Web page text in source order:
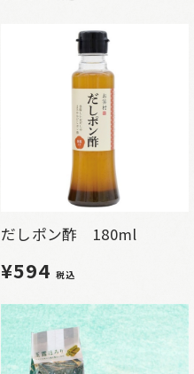
だしポン酢 180ml
¥594税込